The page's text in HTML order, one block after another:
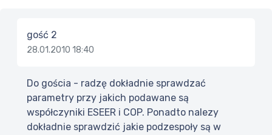
gość 2
28.01.2010 18:40
Do gościa - radzę dokładnie sprawdzać
parametry przy jakich podawane są
współczyniki ESEER i COP. Ponadto nalezy
dokładnie sprawdzić jakie podzespoły są w